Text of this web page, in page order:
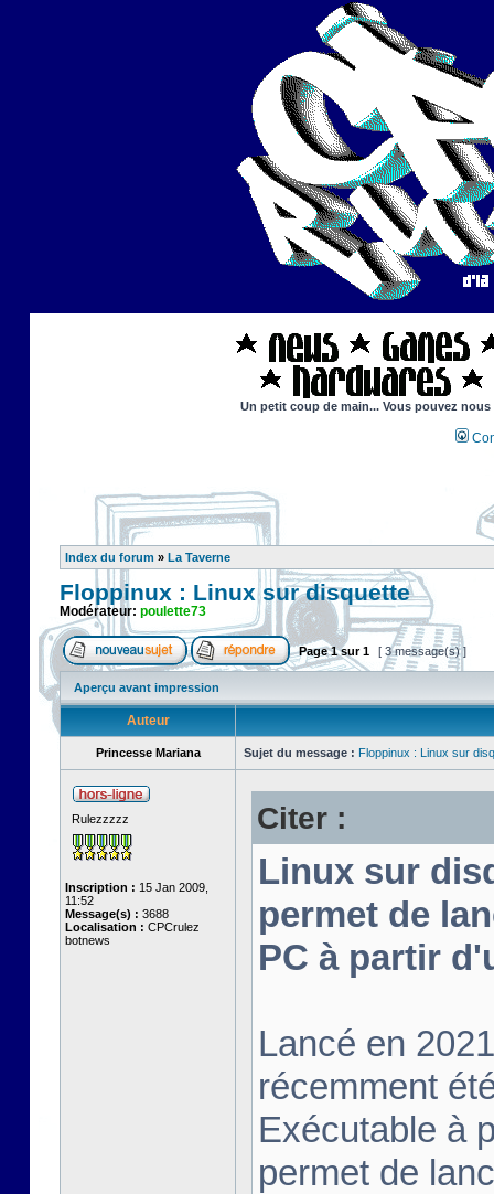
Un petit coup de main... Vous pouvez
Index du forum » La Taverne
Floppinux : Linux sur disquette
Modérateur: poulette73
Page1sur1 [ 3 message(s) ]
Aperçu avant impression
Auteur
Princesse Mariana Sujet du message : Floppinux : Linux sur
Rulezzzzz
Inscription : 15 Jan 2009,
11:52
Message(s) : 3688
Localisation : CPCrulez
botnews
Citer :
Linux sur
permet de
PC à partir
Lancé en
récemment
Exécutable à
permet de